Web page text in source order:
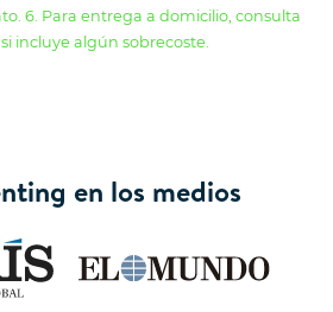
6. Para entrega a domicilio, consulta
incluye algún sobrecoste.
en los medios